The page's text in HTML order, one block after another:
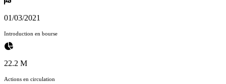
01/03/2021
Introduction en bourse
22.2 M
Actions en circulation